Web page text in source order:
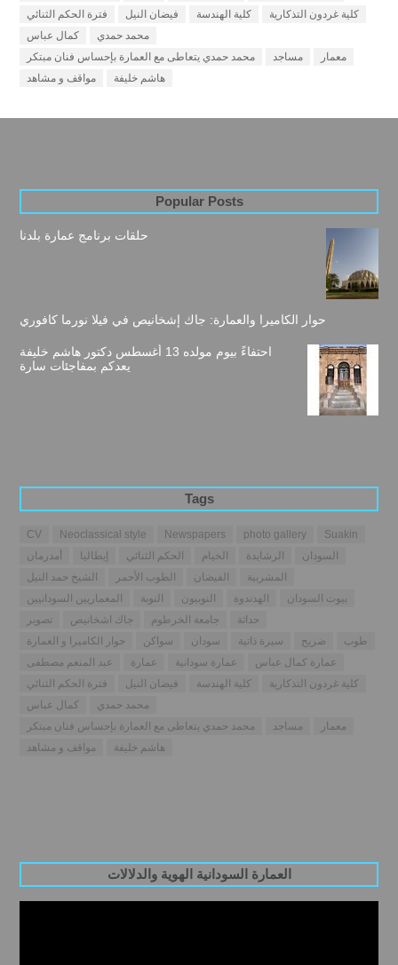
فترة الحكم الثنائي
فيضان النيل كلية الهندسة
كلية غردون التذكارية
كمال عباس
محمد حمدي
محمد حمدي يتعاطى مع العمارة بإحساس فنان مبتكر
مساجد
معمار
مواقف و مشاهد
هاشم خليفة
Popular Posts
حلقات برنامج عمارة بلدنا
حوار الكاميرا والعمارة: جاك إشخانيص في فيلا نورما كافوري
احتفاءً بيوم مولده 13 أغسطس دكتور هاشم خليفة
يعدكم بمفاجئات سارة
Tags
CV Neoclassical style Newspapers photo gallery
Suakin
أمدرمان
إيطاليا الحكم الثنائي الخيام الرشايدة
السودان
الشيخ حمد النيل
الطوب الأحمر الفيضان
المشربية
المعماريين السودانيين
النوبة النوبيون الهدندوة
بيوت السودان
تصوير
جاك اشخانيص جامعة الخرطوم
حداثة
حوار الكاميرا و العمارة
سواكن سودان سيرة ذاتية ضريح
طوب
عبد المنعم مصطفى
عمارة عمارة سودانية
عمارة كمال عباس
فترة الحكم الثنائي
فيضان النيل كلية الهندسة
كلية غردون التذكارية
كمال عباس
محمد حمدي
محمد حمدي يتعاطى مع العمارة بإحساس فنان مبتكر
مساجد
معمار
مواقف و مشاهد
هاشم خليفة
العمارة السودانية الهوية والدلالات